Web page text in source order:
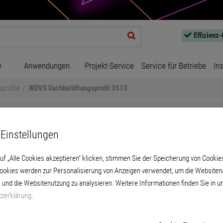
Anwendungen Projekt-Service Service für Betriebe
WDVS Dachbelüftungsprofil 3513
Dachbelüftungsprofil
des Systemabschlusses im
„Alle Cookies akzeptieren“ klicken, stimmen Sie der Speicherung von
werden zur Personalisierung von Anzeigen verwendet, um die
die Websitenutzung zu analysieren. Weitere Informationen finden Sie in
.